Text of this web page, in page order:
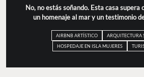
No, no estás soñando. Esta casa supera
un homenaje al mar y un testimonio
AIRBNB ARTÍSTICO
ARQUITECTURA
HOSPEDAJE EN ISLA MUJERES